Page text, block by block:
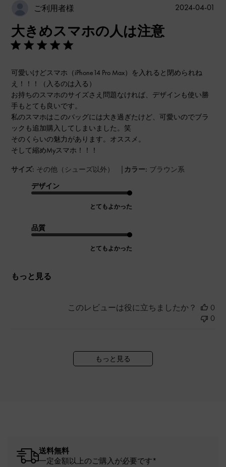
ご利用者様
大きめスマホの人は注意
可愛いけどスマホ（iPhone14 Pro Max）を入れると閉められね
え！！！（入るのは入る）
お持ちのスマホのサイズさえ問題なければ、デザインも使い勝
手もとても良いです。
私のスマホはこのバッグには大き過ぎたけど、可愛いのでブラ
ックも追加購入してしまいました。笑
そのくらいの魅力があります。オススメ。
そして縮めMyスマホ！！！
サイズ: その他（シューズ以外） | カラー: ブラウン系
デザイン
とてもよかった
品質
とてもよかった
もっと見る
2024-04-01
このレビューは役に立ちましたか？
0
0
もっと見る
送料無料
一定金額以上のご購入が必要です*